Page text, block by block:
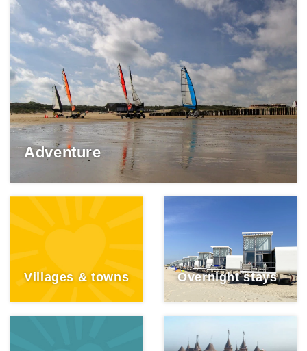
Adventure
Villages & towns Overnight stays